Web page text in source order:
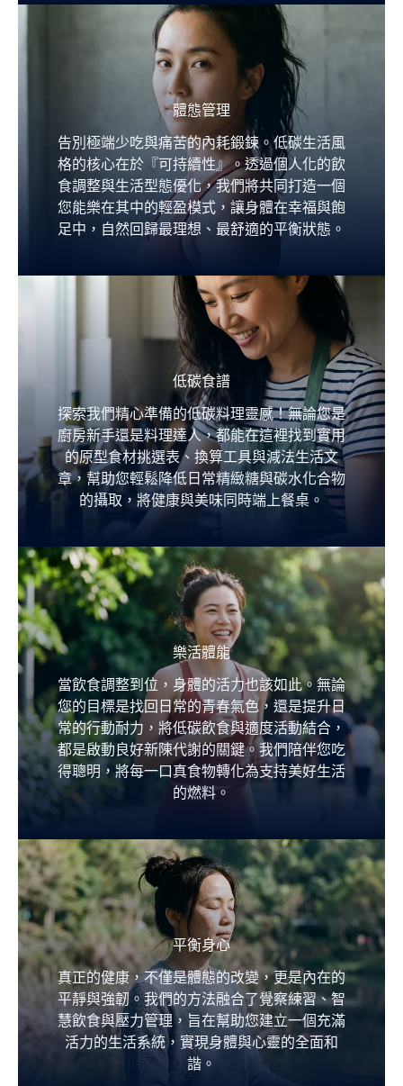
體態管理
告別極端少吃與痛苦的內耗鍛鍊。低碳生活風
格的核心在於『可持續性』。透過個人化的飲
食調整與生活型態優化，我們將共同打造一個
您能樂在其中的輕盈模式，讓身體在幸福與飽
足中，自然回歸最理想、最舒適的平衡狀態。
低碳食譜
探索我們精心準備的低碳料理靈感！無論您是
廚房新手還是料理達人，都能在這裡找到實用
的原型食材挑選表、換算工具與減法生活文
章，幫助您輕鬆降低日常精緻糖與碳水化合物
的攝取，將健康與美味同時端上餐桌。
樂活體能​​​
當飲食調整到位，身體的活力也該如此。無論
您的目標是找回日常的青春氣色，還是提升日
常的行動耐力，將低碳飲食與適度活動結合，
都是啟動良好新陳代謝的關鍵。我們陪伴您吃
得聰明，將每一口真食物轉化為支持美好生活
的燃料。
平衡身心
真正的健康，不僅是體態的改變，更是內在的
平靜與強韌。我們的方法融合了覺察練習、智
慧飲食與壓力管理，旨在幫助您建立一個充滿
活力的生活系統，實現身體與心靈的全面和
諧。